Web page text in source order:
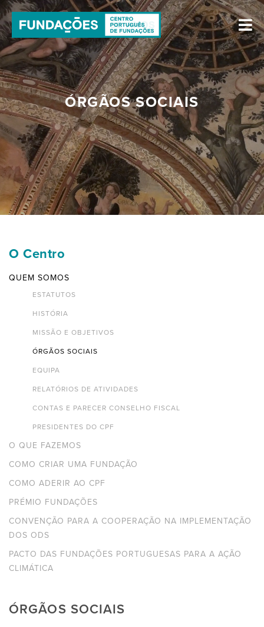
ÓRGÃOS SOCIAIS
O Centro
QUEM SOMOS
ESTATUTOS
HISTÓRIA
MISSÃO E OBJETIVOS
ÓRGÃOS SOCIAIS
EQUIPA
RELATÓRIOS DE ATIVIDADES
CONTAS E PARECER CONSELHO FISCAL
PRESIDENTES DO CPF
O QUE FAZEMOS
COMO CRIAR UMA FUNDAÇÃO
COMO ADERIR AO CPF
PRÉMIO FUNDAÇÕES
CONVENÇÃO PARA A COOPERAÇÃO NA IMPLEMENTAÇÃO
DOS ODS
PACTO DAS FUNDAÇÕES PORTUGUESAS PARA A AÇÃO
CLIMÁTICA
ÓRGÃOS SOCIAIS